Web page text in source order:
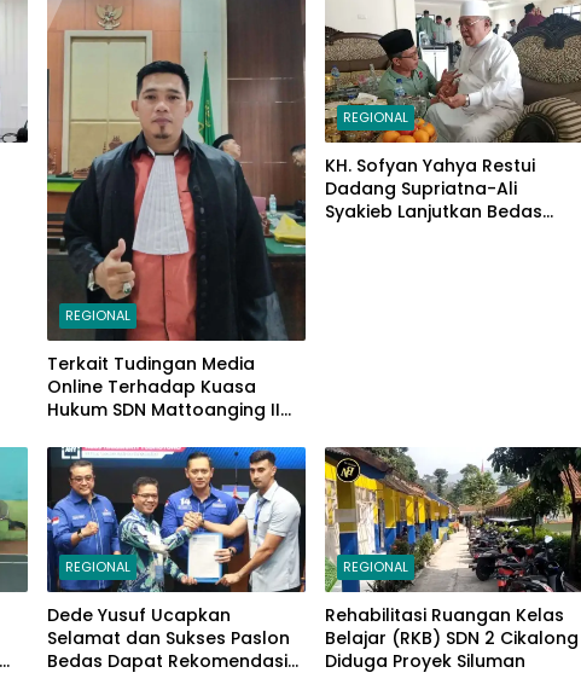
REGIONAL
Terkait Tudingan Media
Online Terhadap Kuasa
Hukum SDN Mattoanging II
Mariso, Ini Penjelasannya
REGIONAL
KH. Sofyan Yahya Restui
Dadang Supriatna-Ali
Syakieb Lanjutkan Bedas
REGIONAL
Dede Yusuf Ucapkan
Selamat dan Sukses Paslon
Bedas Dapat Rekomendasi
REGIONAL
Rehabilitasi Ruangan Kelas
Belajar (RKB) SDN 2 Cikalong
Diduga Proyek Siluman